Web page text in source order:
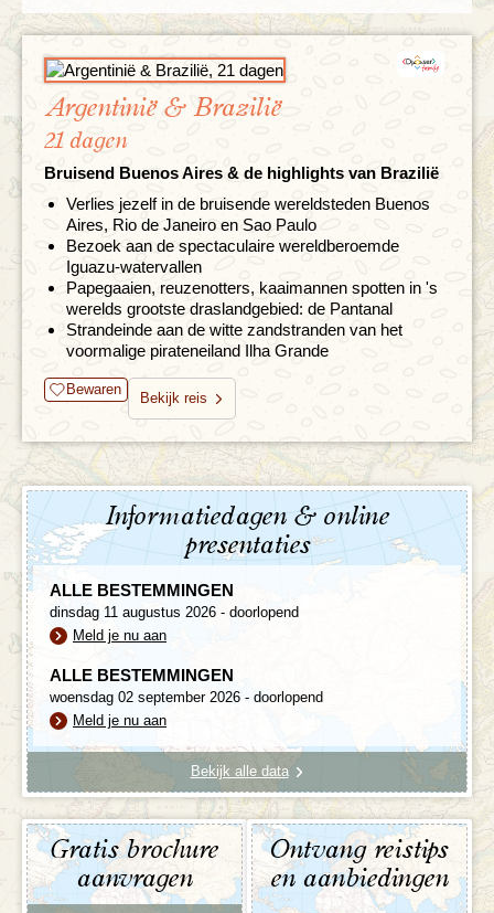
Argentinië & Brazilië
21 dagen
Bruisend Buenos Aires & de highlights van Brazilië
Verlies jezelf in de bruisende wereldsteden Buenos
Aires, Rio de Janeiro en Sao Paulo
Bezoek aan de spectaculaire wereldberoemde
Iguazu-watervallen
Papegaaien, reuzenotters, kaaimannen spotten in 's
werelds grootste draslandgebied: de Pantanal
Strandeinde aan de witte zandstranden van het
voormalige pirateneiland Ilha Grande
Bewaren
Bekijk reis
Informatiedagen & online
presentaties
ALLE BESTEMMINGEN
dinsdag 11 augustus 2026 - doorlopend
Meld je nu aan
ALLE BESTEMMINGEN
woensdag 02 september 2026 - doorlopend
Meld je nu aan
Bekijk alle data
Gratis brochure
aanvragen
Ontvang reistips
en aanbiedingen